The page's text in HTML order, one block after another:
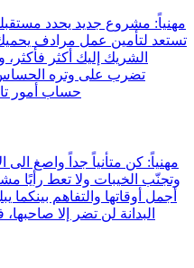
تستعد لتأمين عمل مرادف
الشريك إليك أكثر
تضرب على وتره
حساب أمور
وتجنّب الخيبات ولا تعط رأيًا
أجمل أوقاتها والتفاهم
البدانة لن تضر إلا